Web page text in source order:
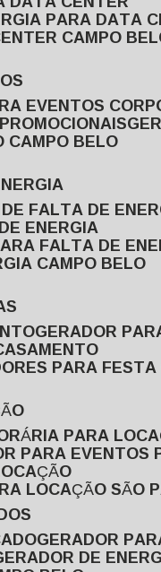
PARA DATA
CAMPO
EVENTOS
CAMPO BELO
FALTA DE
ENERGIA
FALTA DE
CAMPO BELO
GERADOR
PARA
PARA
PARA
LOCAÇÃO SÃO
GERADOR
GERADOR DE